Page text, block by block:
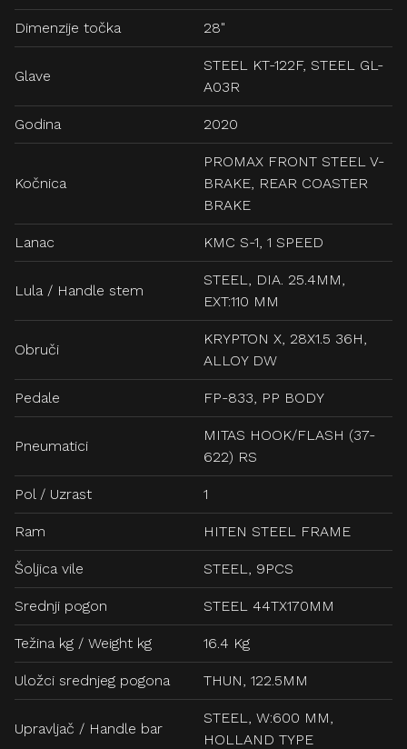
Dimenzije točka 28"
Glave
STEEL KT-122F, STEEL GL-
A03R
Godina 2020
Kočnica
PROMAX FRONT STEEL V-
BRAKE, REAR COASTER
BRAKE
Lanac KMC S-1, 1 SPEED
Lula / Handle stem
STEEL, DIA. 25.4MM,
EXT:110 MM
Obruči
KRYPTON X, 28X1.5 36H,
ALLOY DW
Pedale FP-833, PP BODY
Pneumatici
MITAS HOOK/FLASH (37-
622) RS
Pol / Uzrast 1
Ram HITEN STEEL FRAME
Šoljica vile STEEL, 9PCS
Srednji pogon STEEL 44TX170MM
Težina kg / Weight kg 16.4 Kg
Uložci srednjeg pogona THUN, 122.5MM
Upravljač / Handle bar
STEEL, W:600 MM,
HOLLAND TYPE